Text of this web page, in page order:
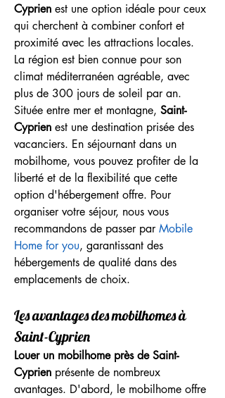
Cyprien est une option idéale pour ceux
qui cherchent à combiner confort et
proximité avec les attractions locales.
La région est bien connue pour son
climat méditerranéen agréable, avec
plus de 300 jours de soleil par an.
Située entre mer et montagne, Saint-
Cyprien est une destination prisée des
vacanciers. En séjournant dans un
mobilhome, vous pouvez profiter de la
liberté et de la flexibilité que cette
option d'hébergement offre. Pour
organiser votre séjour, nous vous
recommandons de passer par Mobile
Home for you, garantissant des
hébergements de qualité dans des
emplacements de choix.
Les avantages des mobilhomes à
Saint-Cyprien
Louer un mobilhome près de Saint-
Cyprien présente de nombreux
avantages. D'abord, le mobilhome offre